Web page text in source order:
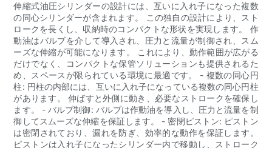
伸縮式油圧シリンダーの設計には、互いに入れ子になった複数
の同心シリンダーが含まれます。 この独自の設計により、スト
ロークを長くし、収納時のコンパクトな形状を実現します。 作
動油はバルブを介して導入され、圧力と流量が制御され、スム
ーズな伸縮が可能になります。 これにより、動作範囲が広がる
だけでなく、コンパクトな保管ソリューションも提供されるた
め、スペースが限られている環境に最適です。 - 複数の同心円
柱: 円柱の内部には、互いに入れ子になっている複数の同心円柱
があります。 伸ばすと外側に動き、必要なストロークを確保し
ます。 - バルブ制御: バルブは作動油を導入し、圧力と流量を制
御してスムーズな伸縮を保証します。 - 密閉ピストン: ピストン
は密閉されており、漏れを防ぎ、効率的な動作を保証します。
ピストンは入れ子になったシリンダー内で移動し、ストローク